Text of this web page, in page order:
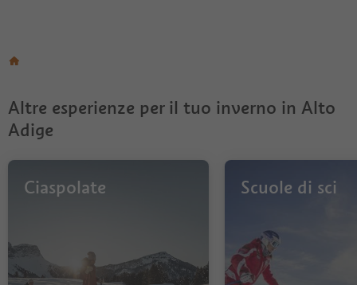
Altre esperienze per il tuo inverno in Alto
Adige
Ciaspolate Scuole di sci